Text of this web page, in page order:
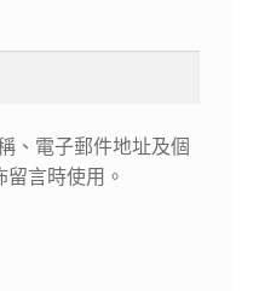
、電子郵件地址及個
言時使用。